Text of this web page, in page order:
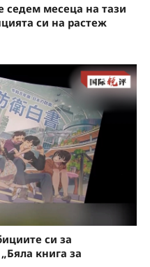
седем месеца на тази
си на растеж
си за
книга за